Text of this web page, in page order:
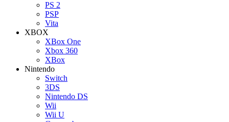
PS 2
PSP
Vita
XBOX
XBox One
Xbox 360
XBox
Nintendo
Switch
3DS
Nintendo DS
Wii
Wii U